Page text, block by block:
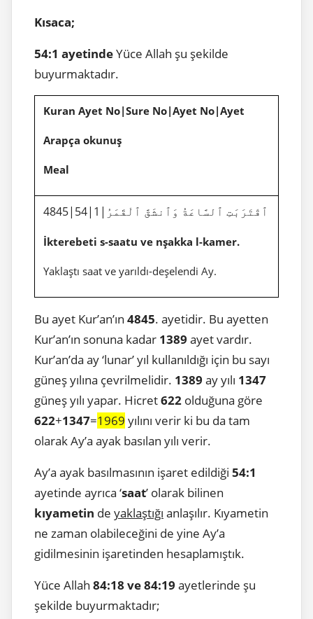
Kısaca;
54:1 ayetindeYüce Allah şu şekilde
buyurmaktadır.
Kuran Ayet No|Sure No|Ayet No|Ayet
Arapça okunuş
Meal
4845|54|1|ٱقْتَرَبَتِ ٱلسَّاعَةُ وَٱنشَقَّ ٱلْقَمَرُ
İkterebeti s-saatu ve nşakka l-kamer.
Yaklaştı saat ve yarıldı-deşelendi Ay.
Bu ayet Kur’an’ın 4845. ayetidir. Bu ayetten
Kur’an’ın sonuna kadar 1389 ayet vardır.
Kur’an’da ay ‘lunar’ yıl kullanıldığı için bu sayı
güneş yılına çevrilmelidir. 1389 ay yılı 1347
güneş yılı yapar. Hicret622 olduğuna göre
622+1347=1969 yılını verir ki bu da tam
olarak Ay’a ayak basılan yılı verir.
Ay’a ayak basılmasının işaret edildiği 54:1
ayetinde ayrıca ‘saat’ olarak bilinen
kıyametin de yaklaştığı anlaşılır. Kıyametin
ne zaman olabileceğini de yine Ay’a
gidilmesinin işaretinden hesaplamıştık.
Yüce Allah 84:18 ve 84:19 ayetlerinde şu
şekilde buyurmaktadır;